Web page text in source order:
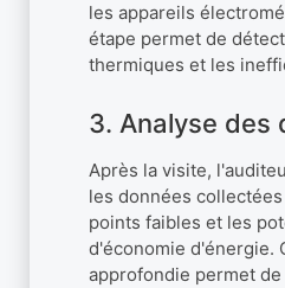
les appareils
étape permet de
thermiques et les
3. Analyse des
Après la visite,
les données
points faibles et les
d'économie d'énergie.
approfondie permet